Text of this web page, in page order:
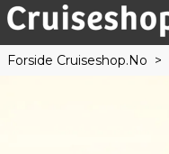
Forside Cruiseshop.no